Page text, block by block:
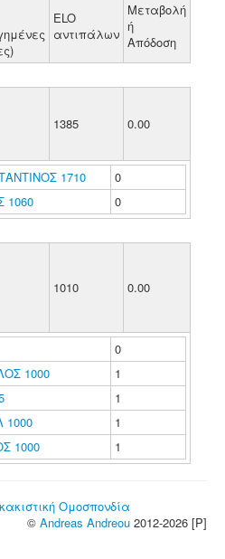
ELO
αντιπάλων
Μεταβολή
ή
Απόδοση
1385 0.00
1710
0
1060
0
1010 0.00
0
1000
1
1
1
1000
1
Ομοσπονδία
© Andreas Andreou 2012-2026 [P]